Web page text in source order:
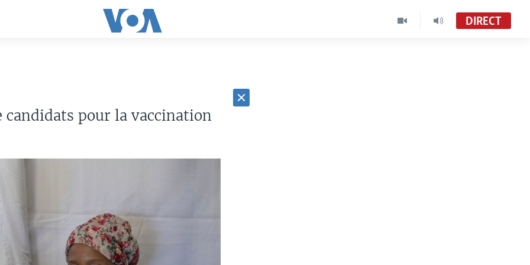
DIRECT
candidats pour la vaccination